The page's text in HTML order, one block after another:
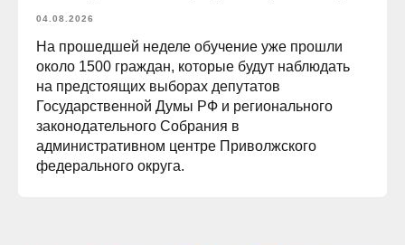
04.08.2026
На прошедшей неделе обучение уже прошли
около 1500 граждан, которые будут наблюдать
на предстоящих выборах депутатов
Государственной Думы РФ и регионального
законодательного Собрания в
административном центре Приволжского
федерального округа.